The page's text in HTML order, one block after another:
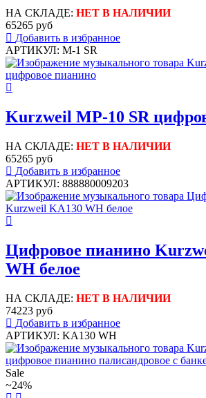
НА СКЛАДЕ: НЕТ В НАЛИЧИИ
65265 руб
Добавить в избранное
АРТИКУЛ: M-1 SR
Kurzweil MP-10 SR
НА СКЛАДЕ: НЕТ В НАЛИЧИИ
65265 руб
Добавить в избранное
АРТИКУЛ: 888880009203
Цифровое пианино
WH белое
НА СКЛАДЕ: НЕТ В НАЛИЧИИ
74223 руб
Добавить в избранное
АРТИКУЛ: KA130 WH
Sale
~24%